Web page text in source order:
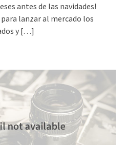
antes de las navidades!
lanzar al mercado los
y […]